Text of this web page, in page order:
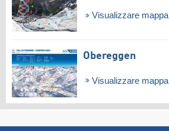
Visualizzare mappa
Obereggen
Visualizzare mappa